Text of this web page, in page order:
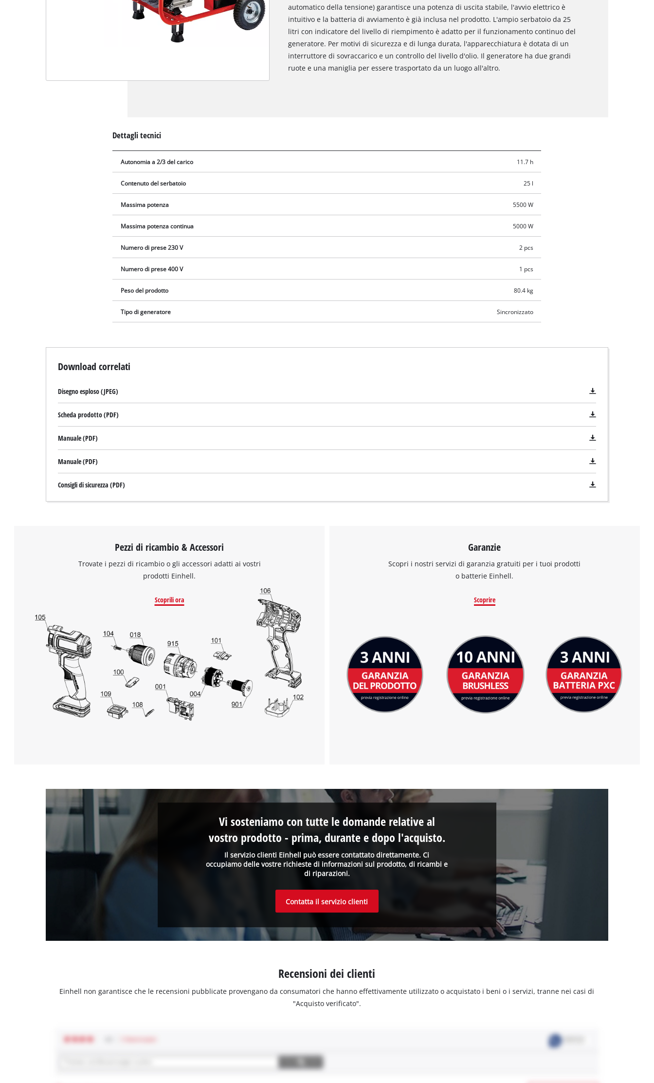
to the list of technologies used.
automatico della tensione) garantisce una potenza di uscita stabile, l'avvio elettrico è
intuitivo e la batteria di avviamento è già inclusa nel prodotto. L'ampio serbatoio da 25
litri con indicatore del livello di riempimento è adatto per il funzionamento continuo del
generatore. Per motivi di sicurezza e di lunga durata, l'apparecchiatura è dotata di un
interruttore di sovraccarico e un controllo del livello d'olio. Il generatore ha due grandi
ruote e una maniglia per essere trasportato da un luogo all'altro.
Dettagli tecnici
Autonomia a 2/3 del carico 11.7 h
Contenuto del serbatoio 25 l
Massima potenza 5500 W
Massima potenza continua 5000 W
Numero di prese 230 V 2 pcs
Numero di prese 400 V 1 pcs
Peso del prodotto 80.4 kg
Tipo di generatore Sincronizzato
Download correlati
Disegno esploso (JPEG)
Scheda prodotto (PDF)
Manuale (PDF)
Manuale (PDF)
Consigli di sicurezza (PDF)
Pezzi di ricambio & Accessori
Trovate i pezzi di ricambio o gli accessori adatti ai vostri
prodotti Einhell.
Scoprili ora
Garanzie
Scopri i nostri servizi di garanzia gratuiti per i tuoi prodotti
o batterie Einhell.
Scoprire
Il servizio clienti Einhell può essere contattato direttamente. Ci
occupiamo delle vostre richieste di informazioni sul prodotto, di ricambi e
di riparazioni.
Vi sosteniamo con tutte le domande relative al
vostro prodotto - prima, durante e dopo l'acquisto.
Contatta il servizio clienti
Recensioni dei clienti
Einhell non garantisce che le recensioni pubblicate provengano da consumatori che hanno effettivamente utilizzato o acquistato i beni o i servizi, tranne nei casi di
"Acquisto verificato".